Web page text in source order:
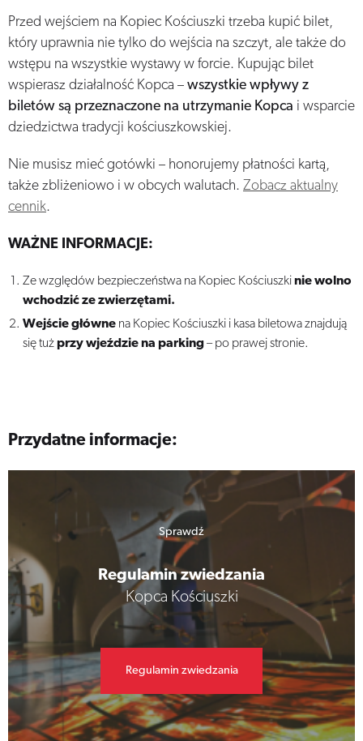
Przed wejściem na Kopiec Kościuszki trzeba kupić bilet,
który uprawnia nie tylko do wejścia na szczyt, ale także do
wstępu na wszystkie wystawy w forcie. Kupując bilet
wspierasz działalność Kopca – wszystkie wpływy z
biletów są przeznaczone na utrzymanie Kopca i wsparcie
dziedzictwa tradycji kościuszkowskiej.
Nie musisz mieć gotówki – honorujemy płatności kartą,
także zbliżeniowo i w obcych walutach. Zobacz aktualny
cennik.
WAŻNE INFORMACJE:
Ze względów bezpieczeństwa na Kopiec Kościuszkinie wolno
wchodzić ze zwierzętami.
Wejście główne na Kopiec Kościuszki i kasa biletowa znajdują
się tużprzy wjeździe na parking– po prawej stronie.
Przydatne informacje:
Sprawdź
Regulamin zwiedzania
Kopca Kościuszki
Regulamin zwiedzania